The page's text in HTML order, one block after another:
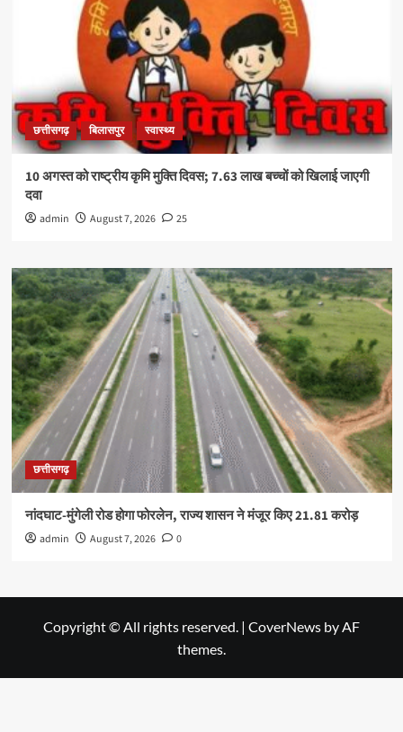
छत्तीसगढ़ बिलासपुर स्वास्थ्य
10 अगस्त को राष्ट्रीय कृमि मुक्ति दिवस; 7.63 लाख बच्चों को खिलाई जाएगी
दवा
admin August 7, 2026 25
छत्तीसगढ़
नांदघाट-मुंगेली रोड होगा फोरलेन, राज्य शासन ने मंजूर किए 21.81 करोड़
admin August 7, 2026 0
Copyright © All rights reserved. | CoverNews by AF
themes.